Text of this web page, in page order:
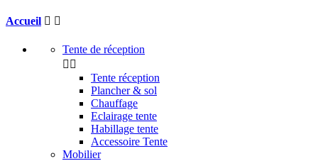
Accueil  
Tente de réception
 
Tente réception
Plancher & sol
Chauffage
Eclairage tente
Habillage tente
Accessoire Tente
Mobilier